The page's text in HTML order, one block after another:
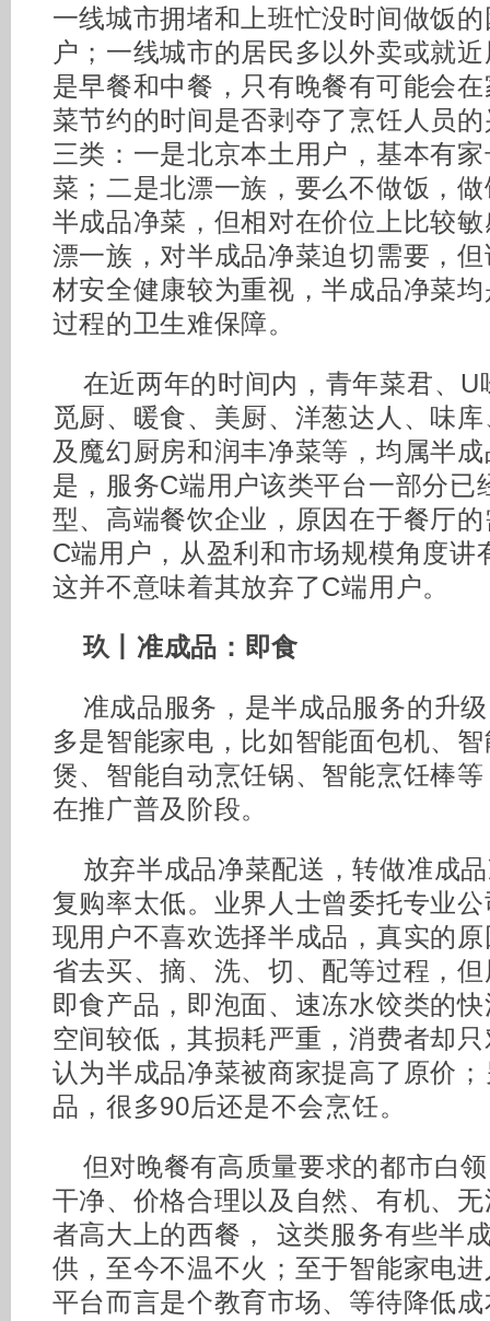
一线城市拥堵和上班忙没时间做饭
户；一线城市的居民多以外卖或就
是早餐和中餐，只有晚餐有可能会
菜节约的时间是否剥夺了烹饪人员
三类：一是北京本土用户，基本有
菜；二是北漂一族，要么不做饭，
半成品净菜，但相对在价位上比较
漂一族，对半成品净菜迫切需要，
材安全健康较为重视，半成品净菜
过程的卫生难保障。
在近两年的时间内，青年菜君、
觅厨、暖食、美厨、洋葱达人、味
及魔幻厨房和润丰净菜等，均属半
是，服务C端用户该类平台一部分已
型、高端餐饮企业，原因在于餐厅
C端用户，从盈利和市场规模角度讲
这并不意味着其放弃了C端用户。
玖丨准成品：即食
准成品服务，是半成品服务的升
多是智能家电，比如智能面包机、
煲、智能自动烹饪锅、智能烹饪棒
在推广普及阶段。
放弃半成品净菜配送，转做准成
复购率太低。业界人士曾委托专业
现用户不喜欢选择半成品，真实的
省去买、摘、洗、切、配等过程，
即食产品，即泡面、速冻水饺类的
空间较低，其损耗严重，消费者却
认为半成品净菜被商家提高了原价
品，很多90后还是不会烹饪。
但对晚餐有高质量要求的都市白
干净、价格合理以及自然、有机、
者高大上的西餐， 这类服务有些半
供，至今不温不火；至于智能家电
平台而言是个教育市场、等待降低